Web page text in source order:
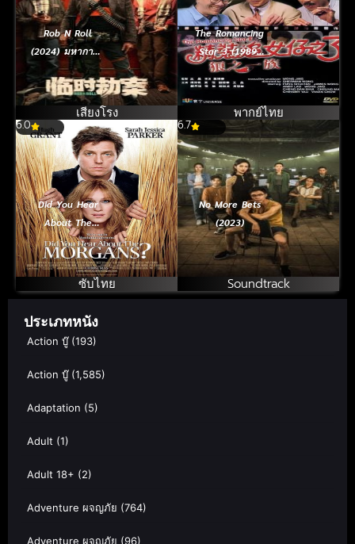
Rob N Roll
(2024) มหากาพย์
ปล้นจารชน
เสียงโรง
The Romancing
Star 3 (1989)
ยกเครื่องเรื่องจุ๊
ภาค 3
พากย์ไทย
6.0
Did You Hear
About The
Morgans (2009)
ไฮโซมอแกนโก
บ้านนาซับไทย
6.7
No More Bets
(2023)
Soundtrack
ประเภทหนัง
Action บู๊(193)
Action บู๊(1,585)
Adaptation (5)
Adult (1)
Adult 18+ (2)
Adventure ผจญภัย (764)
Adventure ผจญภัย (96)